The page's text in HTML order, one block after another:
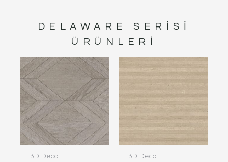
DELAWARE
SERISI
ÜRÜNLERI
3D Deco 3D Deco